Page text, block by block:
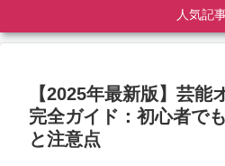
人気記
【2025年最新版】芸能
完全ガイド：初心者で
と注意点